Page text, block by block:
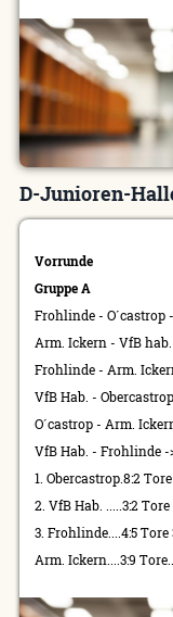
D-Junioren-
Vorrunde
Gruppe A
Frohlinde - O´castrop
Arm. Ickern - VfB hab.
Frohlinde - Arm.
VfB Hab. -
O´castrop - Arm.
VfB Hab. - Frohlinde -
1. Obercastrop.8:2
2. VfB Hab. .....3:2 Tore
3. Frohlinde....4:5 Tore
Arm. Ickern....3:9